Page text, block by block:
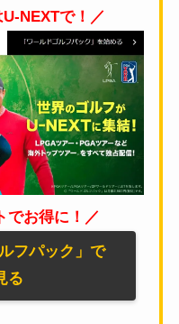
NEXTで！／
でお得に！／
フパック」で
る